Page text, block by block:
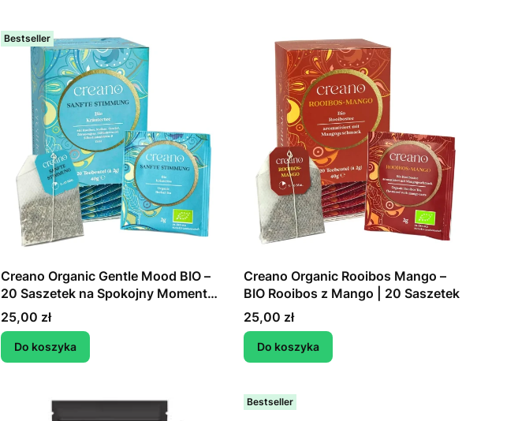
Bestseller
Creano Organic Gentle Mood BIO –
20 Saszetek na Spokojny Moment
Dnia
Cena
25,00 zł
Do koszyka
Creano Organic Rooibos Mango –
BIO Rooibos z Mango | 20 Saszetek
Cena
25,00 zł
Do koszyka
Bestseller